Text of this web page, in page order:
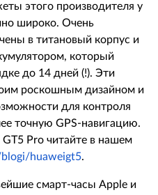
этого производителя у
широко. Очень
в титановый корпус и
который
до 14 дней (!). Эти
роскошным дизайном и
для контроля
точную GPS-навигацию.
GT5 Pro читайте в нашем
huaweigt5.
смарт-часы Apple и